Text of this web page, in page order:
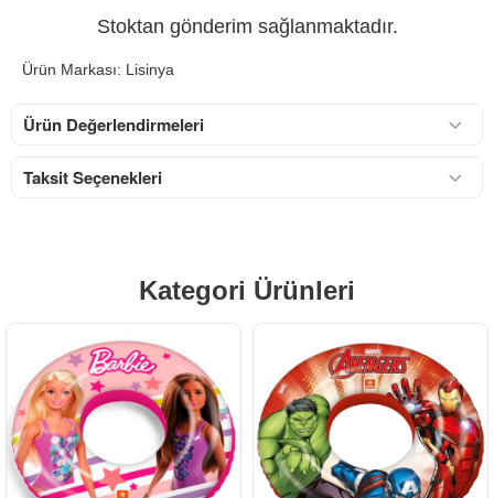
Stoktan gönderim sağlanmaktadır.
Ürün Markası: Lisinya
Ürün Değerlendirmeleri
Taksit Seçenekleri
Kategori Ürünleri